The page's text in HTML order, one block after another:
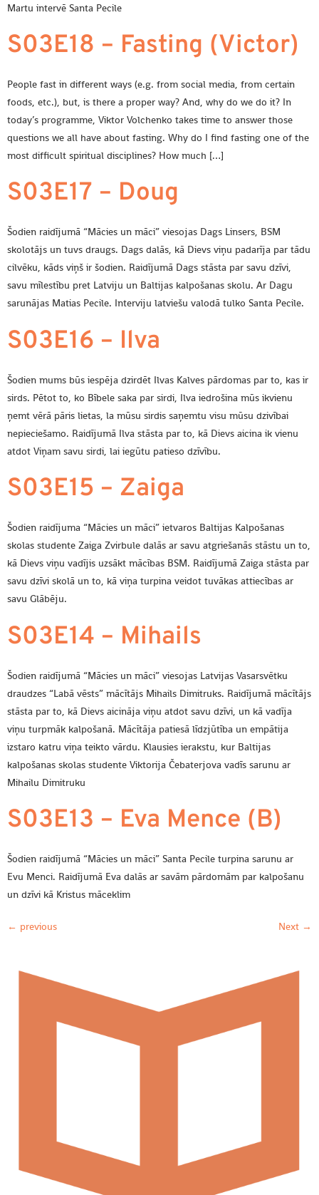
Martu intervē Santa Pecile
S03E18 – Fasting (Victor)
People fast in different ways (e.g. from social media, from certain
foods, etc.), but, is there a proper way? And, why do we do it? In
today’s programme, Viktor Volchenko takes time to answer those
questions we all have about fasting. Why do I find fasting one of the
most difficult spiritual disciplines? How much […]
S03E17 – Doug
Šodien raidījumā “Mācies un māci” viesojas Dags Linsers, BSM
skolotājs un tuvs draugs. Dags dalās, kā Dievs viņu padarīja par tādu
cilvēku, kāds viņš ir šodien. Raidījumā Dags stāsta par savu dzīvi,
savu mīlestību pret Latviju un Baltijas kalpošanas skolu. Ar Dagu
sarunājas Matias Pecile. Interviju latviešu valodā tulko Santa Pecile.
S03E16 – Ilva
Šodien mums būs iespēja dzirdēt Ilvas Kalves pārdomas par to, kas ir
sirds. Pētot to, ko Bībele saka par sirdi, Ilva iedrošina mūs ikvienu
ņemt vērā pāris lietas, la mūsu sirdis saņemtu visu mūsu dzivībai
nepieciešamo. Raidījumā Ilva stāsta par to, kā Dievs aicina ik vienu
atdot Viņam savu sirdi, lai iegūtu patieso dzīvību.
S03E15 – Zaiga
Šodien raidījuma “Mācies un māci” ietvaros Baltijas Kalpošanas
skolas studente Zaiga Zvirbule dalās ar savu atgriešanās stāstu un to,
kā Dievs viņu vadījis uzsākt mācības BSM. Raidījumā Zaiga stāsta par
savu dzīvi skolā un to, kā viņa turpina veidot tuvākas attiecības ar
savu Glābēju.
S03E14 – Mihails
Šodien raidījumā “Mācies un māci” viesojas Latvijas Vasarsvētku
draudzes “Labā vēsts” mācītājs Mihails Dimitruks. Raidījumā mācītājs
stāsta par to, kā Dievs aicināja viņu atdot savu dzīvi, un kā vadīja
viņu turpmāk kalpošanā. Mācītāja patiesā līdzjūtība un empātija
izstaro katru viņa teikto vārdu. Klausies ierakstu, kur Baltijas
kalpošanas skolas studente Viktorija Čebaterjova vadīs sarunu ar
Mihailu Dimitruku
S03E13 – Eva Mence (B)
Šodien raidījumā “Mācies un māci” Santa Pecile turpina sarunu ar
Evu Menci. Raidījumā Eva dalās ar savām pārdomām par kalpošanu
un dzīvi kā Kristus māceklim
← previous Next →